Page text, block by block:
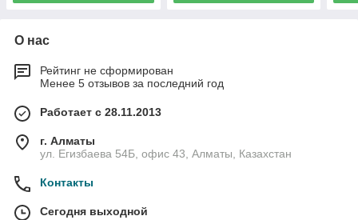
О нас
Рейтинг не сформирован
Менее 5 отзывов за последний год
Работает с 28.11.2013
г. Алматы
ул. Егизбаева 54Б, офис 43, Алматы, Казахстан
Контакты
Сегодня выходной